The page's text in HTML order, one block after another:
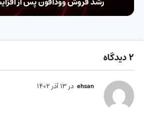
2 دیدگاه
ehsan در 13 آذر 1402